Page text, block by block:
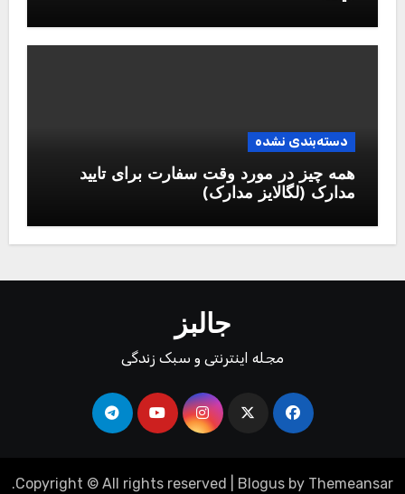
دسته‌بندی نشده
همه چیز در مورد وقت سفارت برای تایید
مدارک (لگالایز مدارک)
جالبز
مجله اینترنتی و سبک زندگی
Copyright © All rights reserved Blogus by Themeansar
.